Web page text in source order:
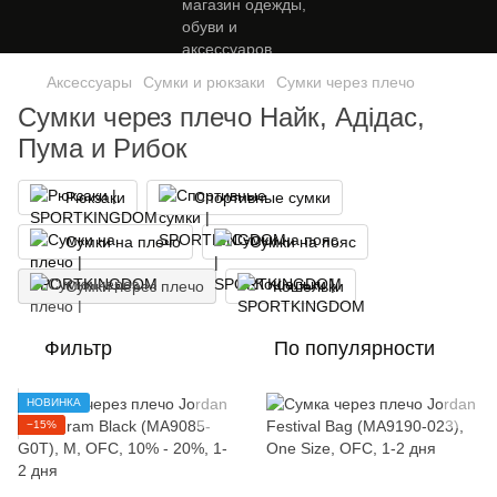
Аксессуары Сумки и рюкзаки Сумки через плечо
Сумки через плечо Найк, Адідас,
Пума и Рибок
Рюкзаки Спортивные сумки
Сумки на плечо Сумки на пояс
Сумки через плечо Кошельки
Фильтр По популярности
НОВИНКА
−15%